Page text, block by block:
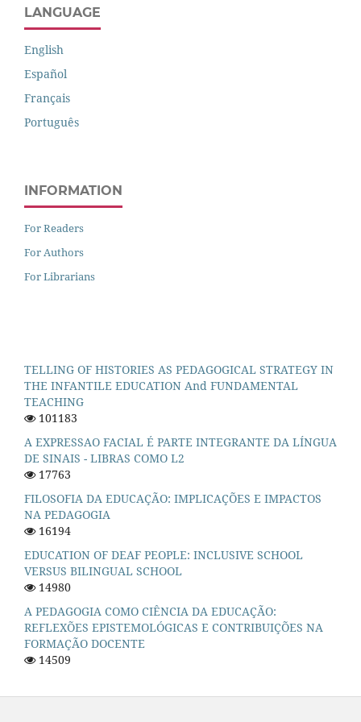
LANGUAGE
English
Español
Français
Português
INFORMATION
For Readers
For Authors
For Librarians
TELLING OF HISTORIES AS PEDAGOGICAL STRATEGY IN
THE INFANTILE EDUCATION And FUNDAMENTAL
TEACHING
101183
A EXPRESSAO FACIAL É PARTE INTEGRANTE DA LÍNGUA
DE SINAIS - LIBRAS COMO L2
17763
FILOSOFIA DA EDUCAÇÃO: IMPLICAÇÕES E IMPACTOS
NA PEDAGOGIA
16194
EDUCATION OF DEAF PEOPLE: INCLUSIVE SCHOOL
VERSUS BILINGUAL SCHOOL
14980
A PEDAGOGIA COMO CIÊNCIA DA EDUCAÇÃO:
REFLEXÕES EPISTEMOLÓGICAS E CONTRIBUIÇÕES NA
FORMAÇÃO DOCENTE
14509